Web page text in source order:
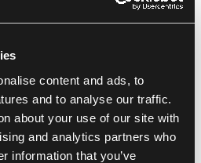
content and ads, to
and to analyse our traffic.
about your use of our site with
and analytics partners who
information that you’ve
11.08.2026
sklepie Brno
sklepie Brno 10.08.2026